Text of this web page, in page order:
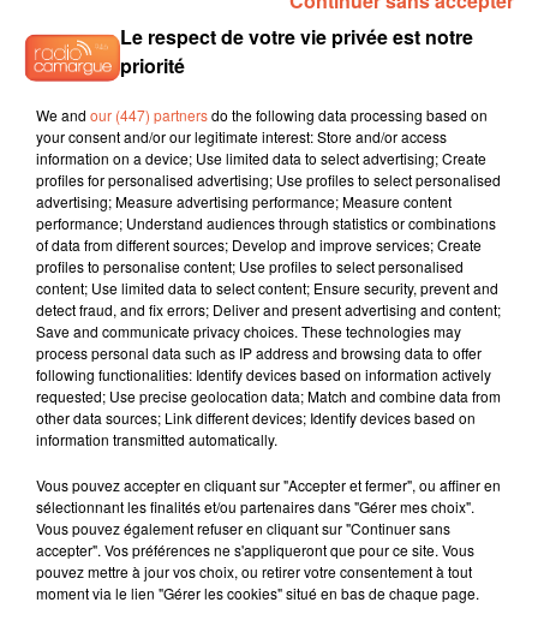
et se répliquer. Le troisième anticorps candidat au traitement
de Lilly agit sur une partie différente du virus et sera très
probablement testé en combinaison avec l'un ou les deux
Source: midilibre.fr
À LA UNE
6 août 2026
Arles : après un taureau percuté lors d'une
abrivado à Saliers,...
Le respect de votre vie privée est notre
priorité
We and our (447) partnersdo the following data processing based on
your consent and/or our legitimate interest: Store and/or access
information on a device; Use limited data to select advertising; Create
profiles for personalised advertising; Use profiles to select personalised
advertising; Measure advertising performance; Measure content
performance; Understand audiences through statistics or combinations
of data from different sources; Develop and improve services; Create
profiles to personalise content; Use profiles to select personalised
content; Use limited data to select content; Ensure security, prevent and
detect fraud, and fix errors; Deliver and present advertising and content;
Save and communicate privacy choices. These technologies may
process personal data such as IP address and browsing data to offer
following functionalities: Identify devices based on information actively
requested; Use precise geolocation data; Match and combine data from
other data sources; Link different devices; Identify devices based on
information transmitted automatically.
Vous pouvez accepter en cliquant sur "Accepter et fermer", ou affiner en
sélectionnant les finalités et/ou partenaires dans "Gérer mes choix".
Vous pouvez également refuser en cliquant sur "Continuer sans
accepter". Vos préférences ne s'appliqueront que pour ce site. Vous
pouvez mettre à jour vos choix, ou retirer votre consentement à tout
moment via le lien "Gérer les cookies" situé en bas de chaque page.